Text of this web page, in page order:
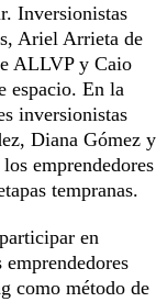
Inversionistas
Ariel Arrieta de
ALLVP y Caio
espacio. En la
inversionistas
Diana Gómez y
emprendedores
tempranas.
en
como método de